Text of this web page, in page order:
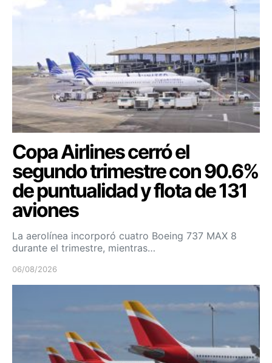
Copa Airlines cerró el
segundo trimestre con 90.6%
de puntualidad y flota de 131
aviones
La aerolínea incorporó cuatro Boeing 737 MAX 8
durante el trimestre, mientras…
06/08/2026